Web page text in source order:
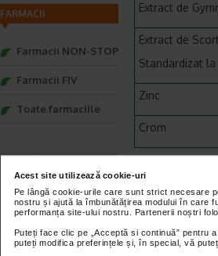
Acest site utilizează cookie-uri
Pe lângă cookie-urile care sunt strict necesare
nostru și ajută la îmbunătățirea modului în care
performanța site-ului nostru. Partenerii noștri
Puteți face clic pe „Acceptă si continuă” pentru
puteți modifica preferințele și, în special, vă
Extract de
Extract de
Standardizat
Zinc
Crom
** Valoarea
Mod de
Cate 1 capsula
Atentionari:
FARMACII
Farmacii NON-STOP
Farmacii FIV
Toate farmaciile